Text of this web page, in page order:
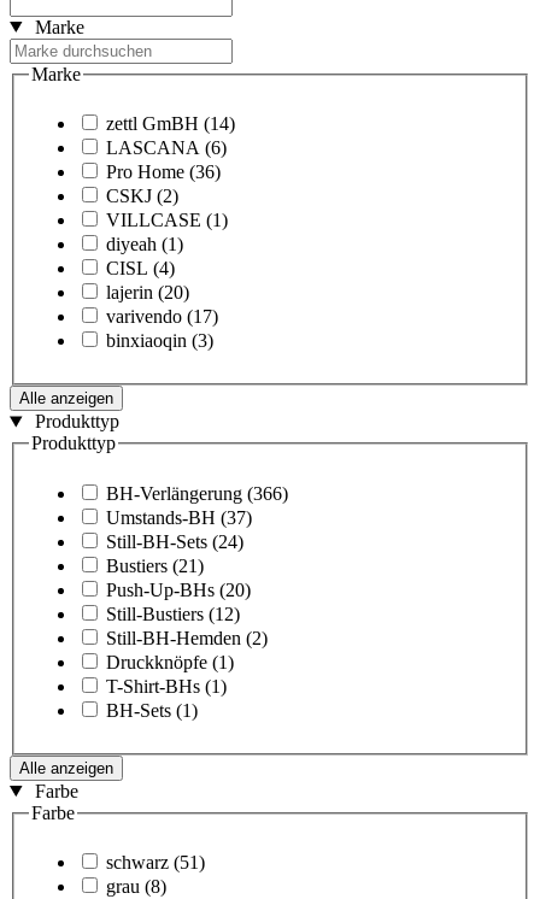
Marke
Marke
zettl GmBH (14)
LASCANA (6)
Pro Home (36)
CSKJ (2)
VILLCASE (1)
diyeah (1)
CISL (4)
lajerin (20)
varivendo (17)
binxiaoqin (3)
Alle anzeigen
Produkttyp
Produkttyp
BH-Verlängerung (366)
Umstands-BH (37)
Still-BH-Sets (24)
Bustiers (21)
Push-Up-BHs (20)
Still-Bustiers (12)
Still-BH-Hemden (2)
Druckknöpfe (1)
T-Shirt-BHs (1)
BH-Sets (1)
Alle anzeigen
Farbe
Farbe
schwarz (51)
grau (8)